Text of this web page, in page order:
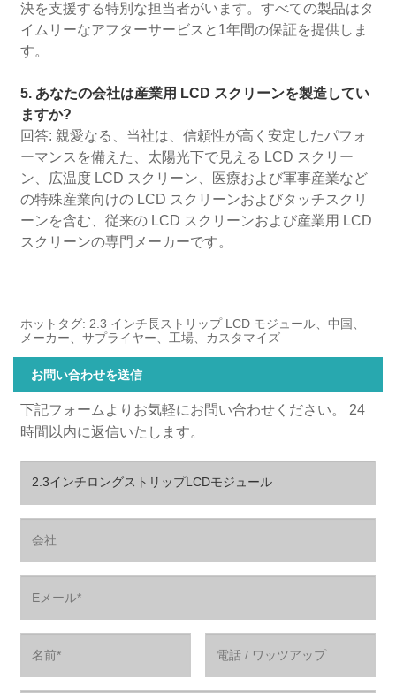
決を支援する特別な担当者がいます。すべての製品はタ
イムリーなアフターサービスと1年間の保証を提供しま
す。
5. あなたの会社は産業用 LCD スクリーンを製造してい
ますか?
回答: 親愛なる、当社は、信頼性が高く安定したパフォ
ーマンスを備えた、太陽光下で見える LCD スクリー
ン、広温度 LCD スクリーン、医療および軍事産業など
の特殊産業向けの LCD スクリーンおよびタッチスクリ
ーンを含む、従来の LCD スクリーンおよび産業用 LCD
スクリーンの専門メーカーです。
ホットタグ: 2.3 インチ長ストリップ LCD モジュール、中国、
メーカー、サプライヤー、工場、カスタマイズ
お問い合わせを送信
下記フォームよりお気軽にお問い合わせください。 24
時間以内に返信いたします。